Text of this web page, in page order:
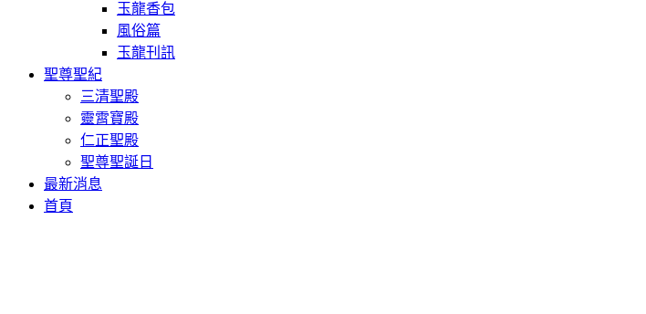
玉龍香包
風俗篇
玉龍刊訊
聖尊聖紀
三清聖殿
靈霄寶殿
仁正聖殿
聖尊聖誕日
最新消息
首頁